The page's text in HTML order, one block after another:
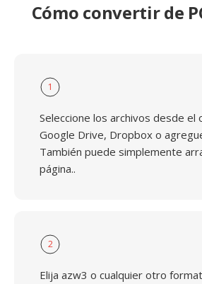
Cómo convertir de
1
Seleccione los archivos desde el
Google Drive, Dropbox o
También puede simplemente
página..
2
Elija azw3 o cualquier otro